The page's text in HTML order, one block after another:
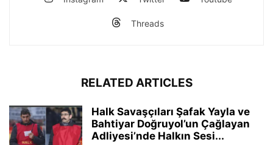
Threads
RELATED ARTICLES
Halk Savaşçıları Şafak Yayla ve
Bahtiyar Doğruyol’un Çağlayan
Adliyesi’nde Halkın Sesi...